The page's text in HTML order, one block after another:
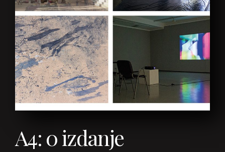
A4: 0 izdanje